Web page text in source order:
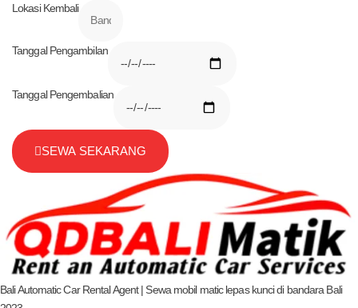
Lokasi Kembali
Tanggal Pengambilan
Tanggal Pengembalian
SEWA SEKARANG
Bali Automatic Car Rental Agent | Sewa mobil matic lepas kunci di bandara Bali